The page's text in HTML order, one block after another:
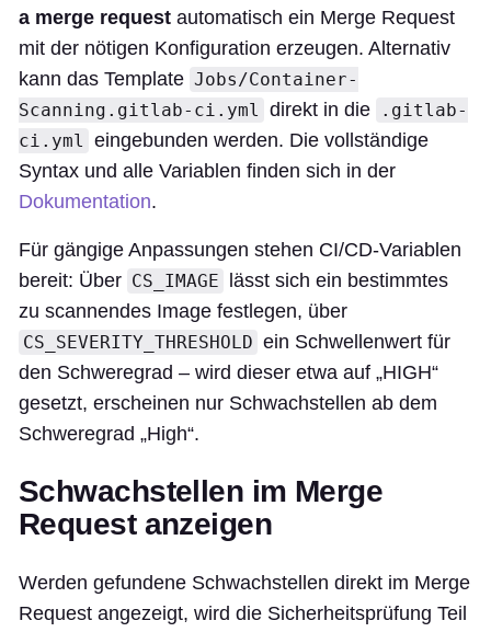
a merge request automatisch ein Merge Request
mit der nötigen Konfiguration erzeugen. Alternativ
kann das Template Jobs/Container-
Scanning.gitlab-ci.yml direkt in die
.gitlab-
ci.yml eingebunden werden. Die vollständige
Syntax und alle Variablen finden sich in der
Dokumentation.
Für gängige Anpassungen stehen CI/CD-Variablen
bereit: Über CS_IMAGE
lässt sich ein bestimmtes
zu scannendes Image festlegen, über
CS_SEVERITY_THRESHOLD ein Schwellenwert für
den Schweregrad – wird dieser etwa auf „HIGH“
gesetzt, erscheinen nur Schwachstellen ab dem
Schweregrad „High“.
Schwachstellen im Merge
Request anzeigen
Werden gefundene Schwachstellen direkt im Merge
Request angezeigt, wird die Sicherheitsprüfung Teil